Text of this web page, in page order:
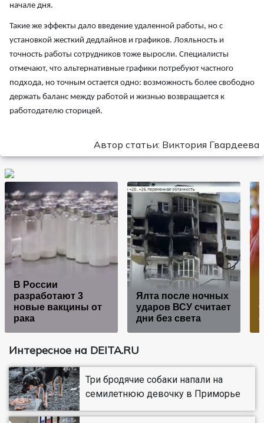
начале дня.
Такие же эффекты дало введение удаленной работы, но с
установкой жесткий дедлайнов и графиков. Лояльность и
точность работы сотрудников тоже выросли. Специалисты
отмечают, что альтернативные графики потребуют частного
подхода, но точным остается одно: возможность более свободно
держать баланс между работой и жизнью возвращается к
работодателю сторицей.
Автор статьи: Виктория Гвардеева
В России
разработают 3
новые вакцины от
рака
Ялта после ночных
ударов ВСУ считает
дни без света
Интересное на DEITA.RU
Три бродячие собаки напали на
семилетнюю девочку в Приморье